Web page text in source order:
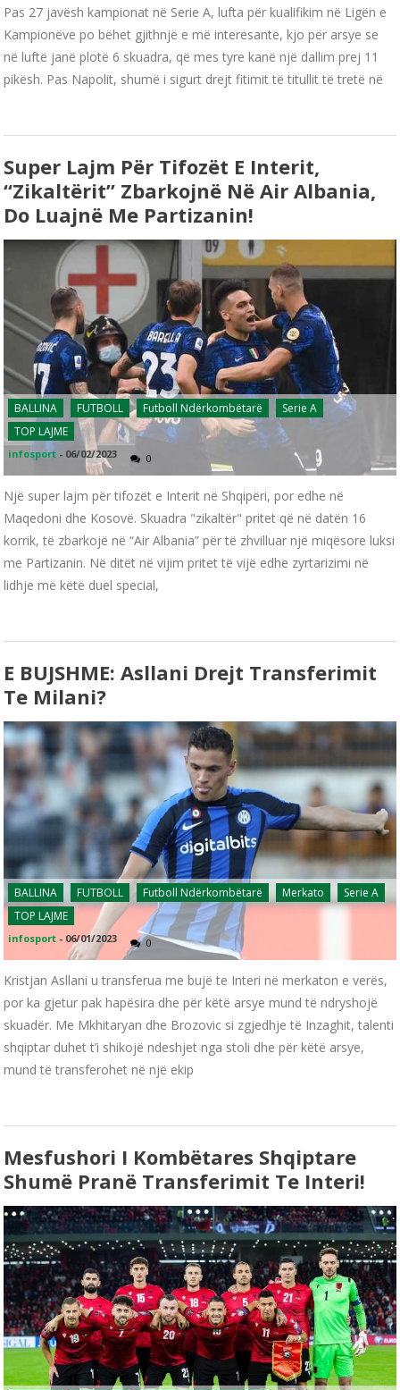
Pas 27 javësh kampionat në Serie A, lufta për kualifikim në Ligën e
Kampionëve po bëhet gjithnjë e më interesante, kjo për arsye se
në luftë janë plotë 6 skuadra, që mes tyre kanë një dallim prej 11
pikësh. Pas Napolit, shumë i sigurt drejt fitimit të titullit të tretë në
Super Lajm Për Tifozët E Interit,
“zikaltërit” Zbarkojnë Në Air Albania,
Do Luajnë Me Partizanin!
BALLINA FUTBOLL Futboll Ndërkombëtarë
Serie A
TOP LAJME
infosport - 06/02/2023 0
Një super lajm për tifozët e Interit në Shqipëri, por edhe në
Maqedoni dhe Kosovë. Skuadra "zikaltër" pritet që në datën 16
korrik, të zbarkojë në “Air Albania” për të zhvilluar një miqësore luksi
me Partizanin. Në ditët në vijim pritet të vijë edhe zyrtarizimi në
lidhje më këtë duel special,
E BUJSHME: Asllani Drejt Transferimit
Te Milani?
BALLINA FUTBOLL Futboll Ndërkombëtarë Merkato
Serie A
TOP LAJME
infosport - 06/01/2023 0
Kristjan Asllani u transferua me bujë te Interi në merkaton e verës,
por ka gjetur pak hapësira dhe për këtë arsye mund të ndryshojë
skuadër. Me Mkhitaryan dhe Brozovic si zgjedhje të Inzaghit, talenti
shqiptar duhet t’i shikojë ndeshjet nga stoli dhe për këtë arsye,
mund të transferohet në një ekip
Mesfushori I Kombëtares Shqiptare
Shumë Pranë Transferimit Te Interi!